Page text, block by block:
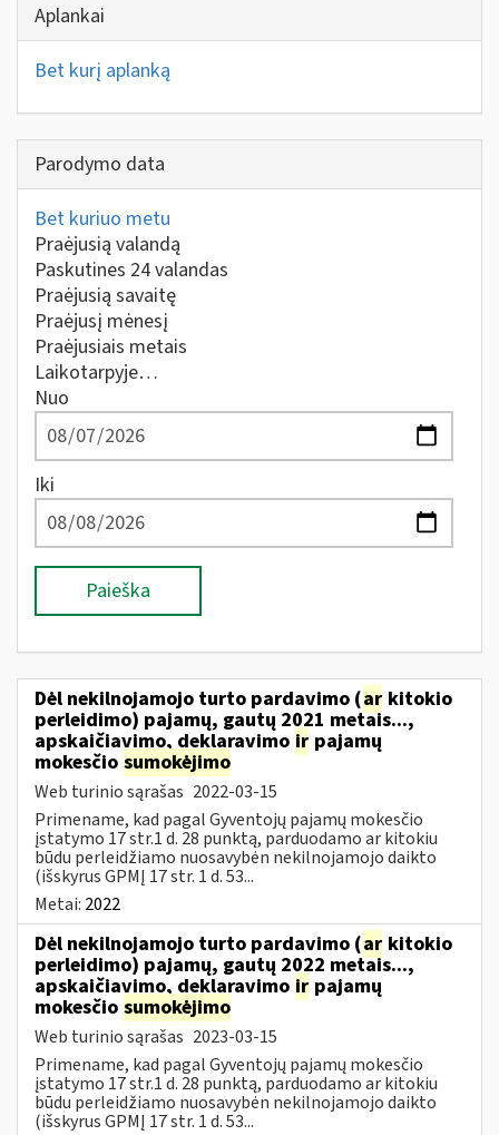
Aplankai
Bet kurį aplanką
Parodymo data
Bet kuriuo metu
Praėjusią valandą
Paskutines 24 valandas
Praėjusią savaitę
Praėjusį mėnesį
Praėjusiais metais
Laikotarpyje…
Nuo
Iki
Paieška
Dėl nekilnojamojo turto pardavimo (ar kitokio
perleidimo) pajamų, gautų 2021 metais...,
apskaičiavimo, deklaravimo ir pajamų
mokesčio sumokėjimo
Web turinio sąrašas 2022-03-15
Primename, kad pagal Gyventojų pajamų mokesčio
įstatymo 17 str.1 d. 28 punktą, parduodamo ar kitokiu
būdu perleidžiamo nuosavybėn nekilnojamojo daikto
(išskyrus GPMĮ 17 str. 1 d. 53...
Metai: 2022
Dėl nekilnojamojo turto pardavimo (ar kitokio
perleidimo) pajamų, gautų 2022 metais...,
apskaičiavimo, deklaravimo ir pajamų
mokesčio sumokėjimo
Web turinio sąrašas 2023-03-15
Primename, kad pagal Gyventojų pajamų mokesčio
įstatymo 17 str.1 d. 28 punktą, parduodamo ar kitokiu
būdu perleidžiamo nuosavybėn nekilnojamojo daikto
(išskyrus GPMĮ 17 str. 1 d. 53...